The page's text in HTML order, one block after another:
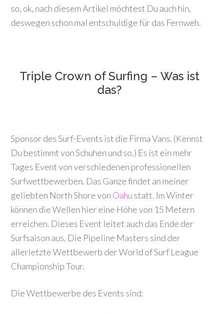
so, ok, nach diesem Artikel möchtest Du auch hin,
deswegen schon mal entschuldige für das Fernweh.
Triple Crown of Surfing – Was ist
das?
Sponsor des Surf-Events ist die Firma Vans. (Kennst
Du bestimmt von Schuhen und so.) Es ist ein mehr
Tages Event von verschiedenen professionellen
Surfwettbewerben. Das Ganze findet an meiner
geliebten North Shore von Oahu statt. Im Winter
können die Wellen hier eine Höhe von 15 Metern
erreichen. Dieses Event leitet auch das Ende der
Surfsaison aus. Die Pipeline Masters sind der
allerletzte Wettbewerb der World of Surf League
Championship Tour.
Die Wettbewerbe des Events sind: